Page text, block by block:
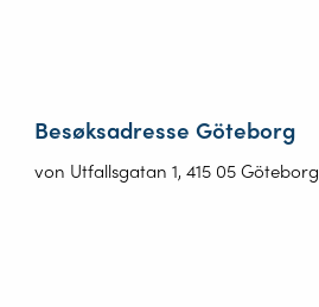
Besøksadresse Göteborg
von Utfallsgatan 1, 415 05 Göteborg